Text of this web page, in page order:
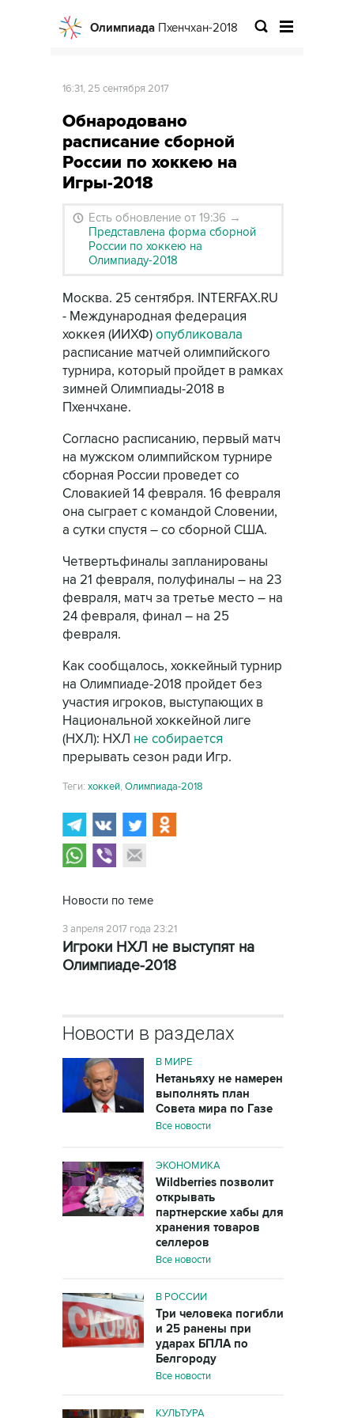
Олимпиада Пхенчхан-2018
16:31, 25 сентября 2017
Обнародовано
расписание сборной
России по хоккею на
Игры-2018
Есть обновление от 19:36 →
Представлена форма сборной
России по хоккею на
Олимпиаду-2018
Москва. 25 сентября. INTERFAX.RU
- Международная федерация
хоккея (ИИХФ) опубликовала
расписание матчей олимпийского
турнира, который пройдет в рамках
зимней Олимпиады-2018 в
Пхенчхане.
Согласно расписанию, первый матч
на мужском олимпийском турнире
сборная России проведет со
Словакией 14 февраля. 16 февраля
она сыграет с командой Словении,
а сутки спустя – со сборной США.
Четвертьфиналы запланированы
на 21 февраля, полуфиналы – на 23
февраля, матч за третье место – на
24 февраля, финал – на 25
февраля.
Как сообщалось, хоккейный турнир
на Олимпиаде-2018 пройдет без
участия игроков, выступающих в
Национальной хоккейной лиге
(НХЛ): НХЛ не собирается
прерывать сезон ради Игр.
Теги: хоккей, Олимпиада-2018
Новости по теме
3 апреля 2017 года 23:21
Игроки НХЛ не выступят на
Олимпиаде-2018
Новости в разделах
В МИРЕ
Нетаньяху не намерен
выполнять план
Совета мира по Газе
Все новости
ЭКОНОМИКА
Wildberries позволит
открывать
партнерские хабы для
хранения товаров
селлеров
Все новости
В РОССИИ
Три человека погибли
и 25 ранены при
ударах БПЛА по
Белгороду
Все новости
КУЛЬТУРА